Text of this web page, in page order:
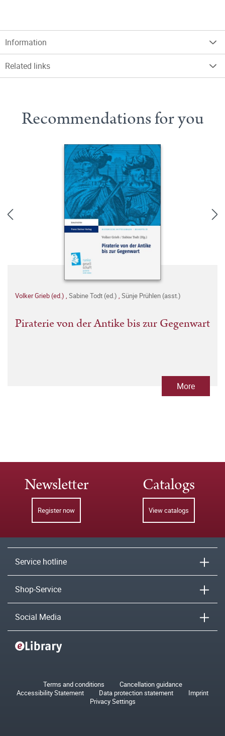
Information
Related links
Recommendations for you
Volker Grieb (ed.) , Sabine Todt (ed.) , Sünje Prühlen (asst.)
Piraterie von der Antike bis zur Gegenwart
More
Newsletter
Register now
Catalogs
View catalogs
Service hotline
Shop-Service
Social Media
Terms and conditions
Cancellation guidance
Accessibility Statement
Data protection statement
Imprint
Privacy Settings